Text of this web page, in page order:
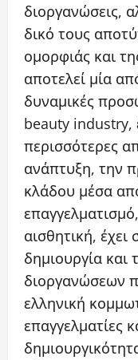
διοργανώσεις,
δικό τους
ομορφιάς και
αποτελεί μία
δυναμικές
beauty industry,
περισσότερες
ανάπτυξη, την
κλάδου μέσα
αισθητική, έχει
δημιουργία και
διοργανώσεων
ελληνική
επαγγελματίες